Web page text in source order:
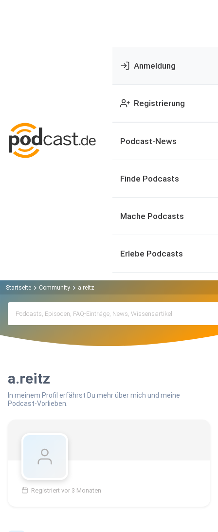
Anmeldung
Registrierung
Podcast-News
Finde Podcasts
Mache Podcasts
Erlebe Podcasts
Startseite Community a.reitz
a.reitz
In meinem Profil erfährst Du mehr über mich und meine
Podcast-Vorlieben.
Registriert vor 3 Monaten